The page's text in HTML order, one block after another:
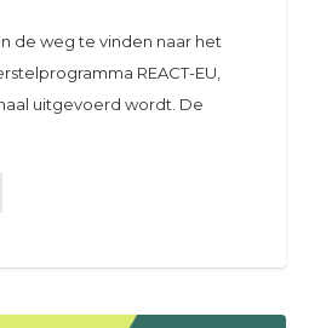
de weg te vinden naar het
REACT-EU,
uitgevoerd wordt. De